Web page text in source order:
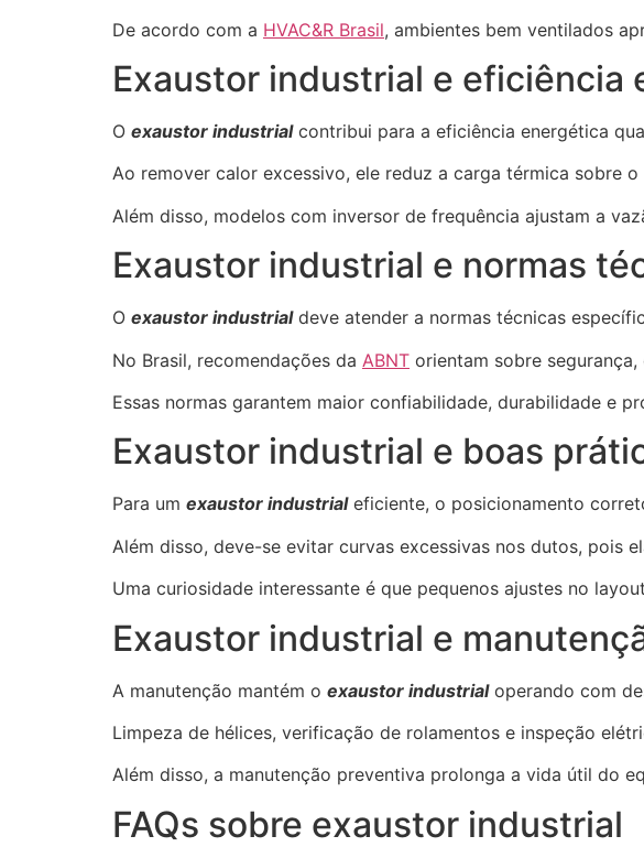
De acordo com a HVAC&R Brasil, ambientes bem ventilados
Exaustor industrial e eficiência
O exaustor industrialcontribui para a eficiência energética
Ao remover calor excessivo, ele reduz a carga térmica sobre
Além disso, modelos com inversor de frequência ajustam a
Exaustor industrial e normas
O exaustor industrialdeve atender a normas técnicas
No Brasil, recomendações da ABNT orientam sobre
Essas normas garantem maior confiabilidade, durabilidade e
Exaustor industrial e boas
Para um exaustor industrialeficiente, o posicionamento
Além disso, deve-se evitar curvas excessivas nos dutos, pois
Uma curiosidade interessante é que pequenos ajustes no
Exaustor industrial e
A manutenção mantém o exaustor industrialoperando com
Limpeza de hélices, verificação de rolamentos e inspeção
Além disso, a manutenção preventiva prolonga a vida útil do
FAQs sobre exaustor industrial